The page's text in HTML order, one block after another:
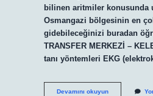
bilinen aritmiler konusunda
Osmangazi bölgesinin en
gidebileceğinizi buradan
TRANSFER MERKEZİ –
tanı yöntemleri EKG
Devamını okuyunAritmi